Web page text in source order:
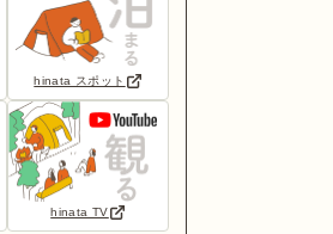
hinata スポット
hinata TV